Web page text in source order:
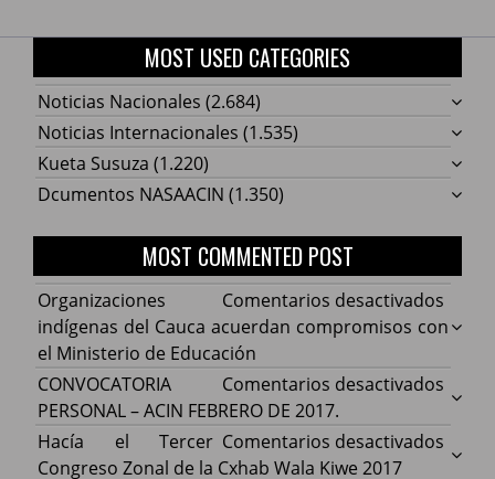
MOST USED CATEGORIES
Noticias Nacionales (2.684)
Noticias Internacionales (1.535)
Kueta Susuza (1.220)
Dcumentos NASAACIN (1.350)
MOST COMMENTED POST
Comentarios desactivados
Cauca
Organizaciones
indígenas del Cauca acuerdan compromisos con
el Ministerio de Educación
Comentarios desactivados
CONVOCATORIA
PERSONAL – ACIN FEBRERO DE 2017.
Comentarios desactivados
Hacía
Hacía el Tercer
Congreso Zonal de la Cxhab Wala Kiwe 2017